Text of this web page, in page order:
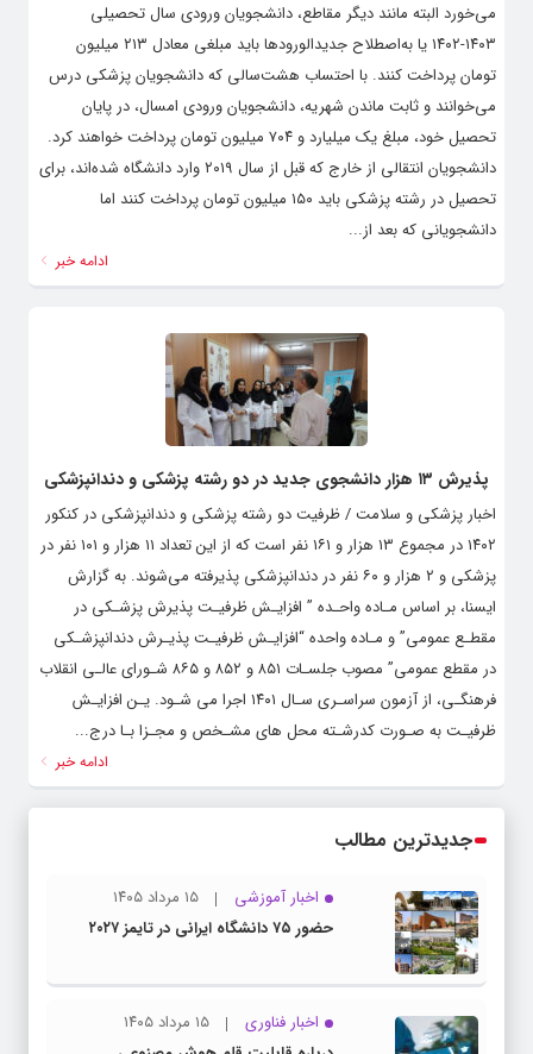
می‌خورد البته مانند دیگر مقاطع، دانشجویان ورودی سال تحصیلی
١۴٠٣-١۴٠٢ یا به‌اصطلاح جدیدالورودها باید مبلغی معادل ٢١٣ میلیون
تومان پرداخت کنند. با احتساب هشت‌سالی که دانشجویان پزشکی درس
می‌خوانند و ثابت ماندن شهریه، دانشجویان ورودی امسال، در پایان
تحصیل خود، مبلغ یک‌ میلیارد و ٧٠۴ میلیون تومان پرداخت خواهند کرد.
دانشجویان انتقالی از خارج که قبل از سال ٢٠١٩ وارد دانشگاه شده‌اند، برای
تحصیل در رشته پزشکی باید ١۵٠ میلیون تومان پرداخت کنند اما
دانشجویانی که بعد از...
ادامه خبر
پذیرش ۱۳ هزار دانشجوی جدید در دو رشته پزشکی و دندانپزشکی
اخبار پزشکی و سلامت / ظرفیت دو رشته پزشکی و دندانپزشکی در کنکور
۱۴۰۲ در مجموع ۱۳ هزار و ۱۶۱ نفر است که از این تعداد ۱۱ هزار و ۱۰۱ نفر در
پزشکی و ۲ هزار و ۶۰ نفر در دندانپزشکی پذیرفته می‌شوند. به گزارش
ایسنا، بر اساس مـاده واحـده ” افزایـش ظرفیـت پذیرش پزشـکی در
مقطـع عمومی” و مـاده واحده “افزایـش ظرفیـت پذیـرش دندانپزشـکی
در مقطع عمومی” مصوب جلسـات ۸۵۱ و ۸۵۲ و ۸۶۵ شـورای عالـی انقلاب
فرهنگـی، از آزمون سراسـری سـال ۱۴۰۱ اجرا می شـود. یـن افزایـش
ظرفیـت به صـورت کدرشـته محل های مشـخص و مجـزا بـا درج...
ادامه خبر
جدیدترین مطالب
اخبار آموزشی
۱۵ مرداد ۱۴۰۵
حضور ۷۵ دانشگاه ایرانی در تایمز ۲۰۲۷
اخبار فناوری
۱۵ مرداد ۱۴۰۵